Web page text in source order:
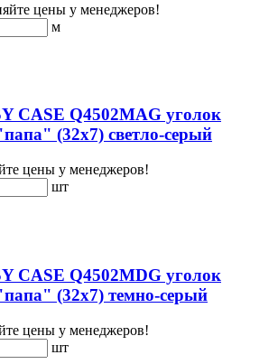
цены у менеджеров!
м
CASE Q4502МAG уголок
(32х7) светло-серый
цены у менеджеров!
шт
CASE Q4502МDG уголок
(32х7) темно-серый
цены у менеджеров!
шт